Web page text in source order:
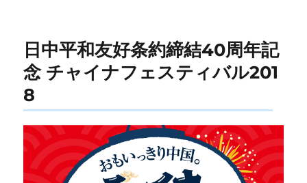
日中平和友好条約締結40周年記
念 チャイナフェスティバル201
8